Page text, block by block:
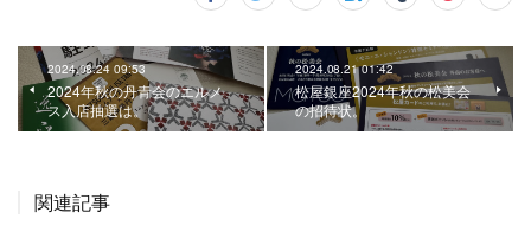
2024.08.24 09:53
2024年秋の丹青会のエルメ
ス入店抽選は。
2024.08.21 01:42
松屋銀座2024年秋の松美会
の招待状。
関連記事